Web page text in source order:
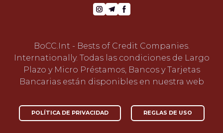
BoCC.Int - Bests of Credit Companies.
Internationally. Todas las condiciones de Largo
Plazo y Micro Préstamos, Bancos y Tarjetas
Bancarias están disponibles en nuestra web
POLÍTICA DE PRIVACIDAD REGLAS DE USO